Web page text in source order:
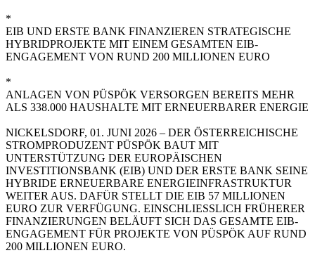
*
EIB UND ERSTE BANK FINANZIEREN STRATEGISCHE
HYBRIDPROJEKTE MIT EINEM GESAMTEN EIB-
ENGAGEMENT VON RUND 200 MILLIONEN EURO
*
ANLAGEN VON PÜSPÖK VERSORGEN BEREITS MEHR
ALS 338.000 HAUSHALTE MIT ERNEUERBARER ENERGIE
NICKELSDORF, 01. JUNI 2026 – DER ÖSTERREICHISCHE
STROMPRODUZENT PÜSPÖK BAUT MIT
UNTERSTÜTZUNG DER EUROPÄISCHEN
INVESTITIONSBANK (EIB) UND DER ERSTE BANK SEINE
HYBRIDE ERNEUERBARE ENERGIEINFRASTRUKTUR
WEITER AUS. DAFÜR STELLT DIE EIB 57 MILLIONEN
EURO ZUR VERFÜGUNG. EINSCHLIESSLICH FRÜHERER
FINANZIERUNGEN BELÄUFT SICH DAS GESAMTE EIB-
ENGAGEMENT FÜR PROJEKTE VON PÜSPÖK AUF RUND
200 MILLIONEN EURO.